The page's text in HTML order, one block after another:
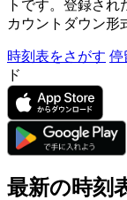
トです。登録され
カウントダウン形
時刻表をさがす 停
ド
最新の時刻